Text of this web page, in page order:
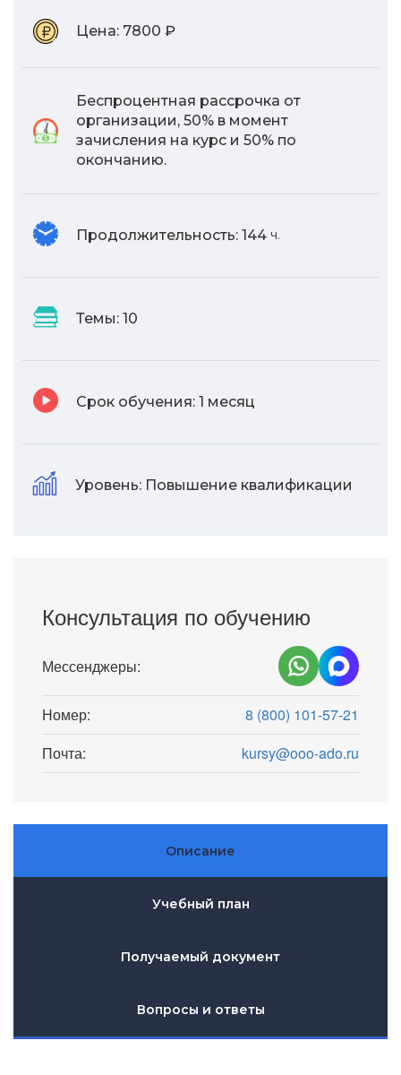
Цена: 7800 ₽
Беспроцентная рассрочка от
организации, 50% в момент
зачисления на курс и 50% по
окончанию.
Продолжительность: 144 ч.
Темы: 10
Срок обучения: 1 месяц
Уровень: Повышение квалификации
Консультация по обучению
Мессенджеры:
Номер:
8 (800) 101-57-21
Почта:
kursy@ooo-ado.ru
Описание
Учебный план
Получаемый документ
Вопросы и ответы